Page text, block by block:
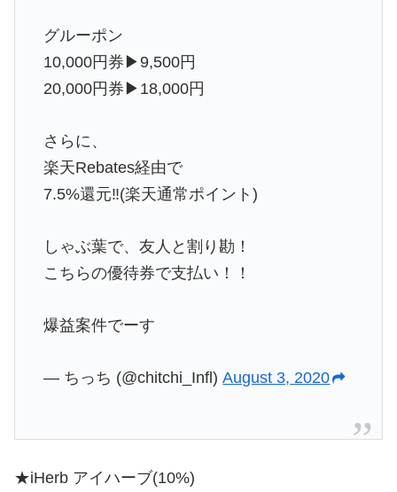
グルーポン
10,000円券▶︎9,500円
20,000円券▶︎18,000円
さらに、
楽天Rebates経由で
7.5%還元‼️(楽天通常ポイント)
しゃぶ葉で、友人と割り勘！
こちらの優待券で支払い！！
爆益案件でーす
— ちっち (@chitchi_Infl)August 3, 2020
★iHerb アイハーブ(10%)